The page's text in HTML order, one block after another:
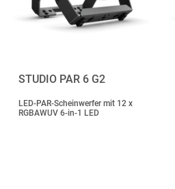
STUDIO PAR 6 G2
LED-PAR-Scheinwerfer mit 12 x
RGBAWUV 6-in-1 LED